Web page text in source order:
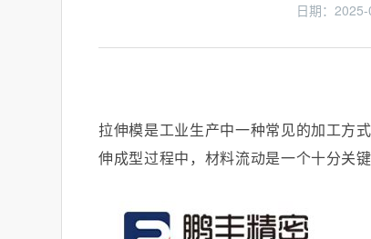
日期：
拉伸模是工业生产中一种常见的加工方式
伸成型过程中，材料流动是一个十分关